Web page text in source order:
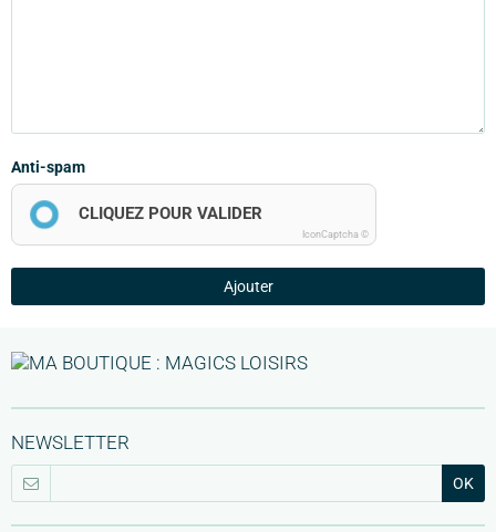
Anti-spam
CLIQUEZ POUR VALIDER
IconCaptcha ©
Ajouter
NEWSLETTER
OK